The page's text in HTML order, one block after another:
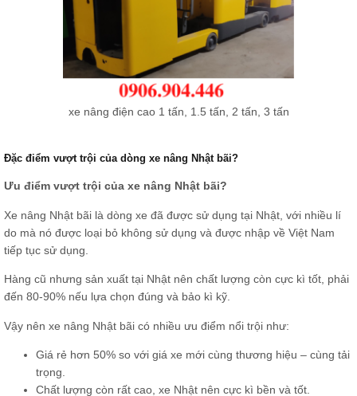
xe nâng điện cao 1 tấn, 1.5 tấn, 2 tấn, 3 tấn
Đặc điểm vượt trội của dòng xe nâng Nhật bãi?
Ưu điểm vượt trội của xe nâng Nhật bãi?
Xe nâng Nhật bãi là dòng xe đã được sử dụng tại Nhật, với nhiều lí
do mà nó được loại bỏ không sử dụng và được nhập về Việt Nam
tiếp tục sử dụng.
Hàng cũ nhưng sản xuất tại Nhật nên chất lượng còn cực kì tốt, phải
đến 80-90% nếu lựa chọn đúng và bảo kì kỹ.
Vậy nên xe nâng Nhật bãi có nhiều ưu điểm nổi trội như:
Giá rẻ hơn 50% so với giá xe mới cùng thương hiệu – cùng tải
trọng.
Chất lượng còn rất cao, xe Nhật nên cực kì bền và tốt.